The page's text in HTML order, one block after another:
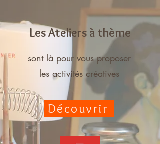
LesAteliers à thème
sont là pour vous proposer
les activités créatives
Découvrir